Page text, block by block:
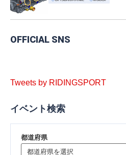
OFFICIAL SNS
Tweets by RIDINGSPORT
イベント検索
都道府県